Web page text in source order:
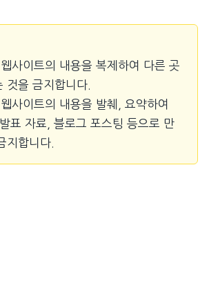
사이트의 내용을 복제하여 다른 곳
것을 금지합니다.
사이트의 내용을 발췌, 요약하여
표 자료, 블로그 포스팅 등으로 만
지합니다.